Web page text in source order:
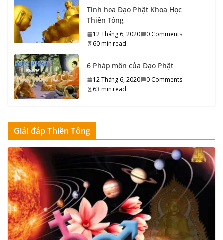
31_Tổ sư Thiền Tông đời Thứ ba mươi mốt
10 Tháng 9, 2020
Tu Thiền Tông gan là vậy…
16 Tháng 9, 2020 0 Comments 8 min read
5 min read
Tinh hoa Đạo Phật Khoa Học
Thiền Tông
12 Tháng 6, 2020
0 Comments
60 min read
6 Pháp môn của Đạo Phật
12 Tháng 6, 2020
0 Comments
63 min read
Giải đáp Thiền Tông